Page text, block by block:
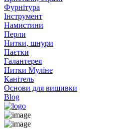
Фурнітура
Інструмент
Намистини
Перли
Нитки, шнури
Паєтки
Галантерея
Нитки Муліне
Канітель
Основи для вишивки
Blog